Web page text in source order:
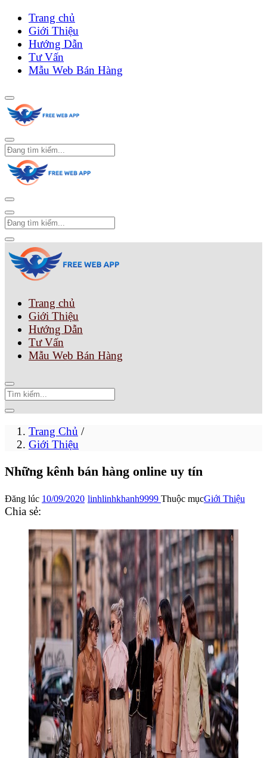
Trang chủ
Giới Thiệu
Hướng Dẫn
Tư Vấn
Mẫu Web Bán Hàng
Trang chủ
Giới Thiệu
Hướng Dẫn
Tư Vấn
Mẫu Web Bán Hàng
Trang Chủ /
Giới Thiệu
Những kênh bán hàng online uy tín
Đăng lúc 10/09/2020 linhlinhkhanh9999 Thuộc mụcGiới Thiệu
Chia sẻ: